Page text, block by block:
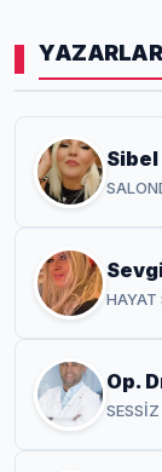
Sibel
HAYAT
Op.